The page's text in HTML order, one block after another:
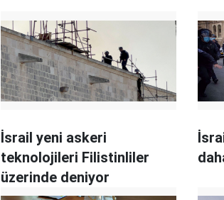
İsrail yeni askeri
teknolojileri Filistinliler
üzerinde deniyor